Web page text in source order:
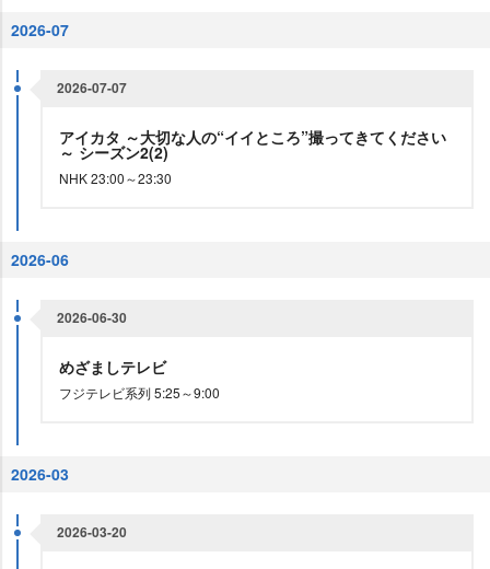
2026-07
2026-07-07
アイカタ ～大切な人の“イイところ”撮ってきてください
～ シーズン2(2)
NHK 23:00～23:30
2026-06
2026-06-30
めざましテレビ
フジテレビ系列 5:25～9:00
2026-03
2026-03-20